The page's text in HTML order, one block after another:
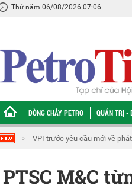
Thứ năm 06/08/2026 07:06
DÒNG CHẢY PETRO QUẢN TRỊ -
tạo và chuyển đổi số VPI và
PTSC M&C